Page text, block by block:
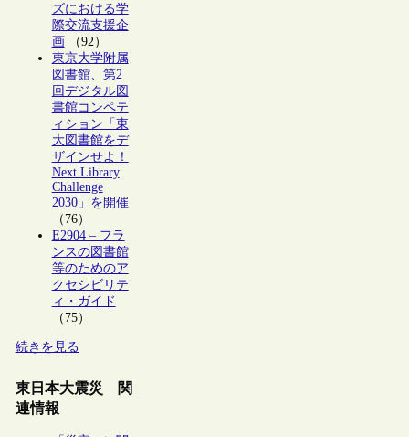
ズにおける学
際交流支援企
画 （92）
東京大学附属
図書館、第2
回デジタル図
書館コンペテ
ィション「東
大図書館をデ
ザインせよ！
Next Library
Challenge
2030」を開催
（76）
E2904 – フラ
ンスの図書館
等のためのア
クセシビリテ
ィ・ガイド
（75）
続きを見る
東日本大震災 関
連情報